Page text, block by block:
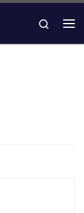
Search